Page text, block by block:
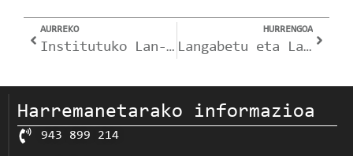
AURREKO
Institutuko Lan-poltsa
HURRENGOA
Langabetu eta Langileentzako Ikastaroak – LANBIDE
Harremanetarako informazioa
943 899 214